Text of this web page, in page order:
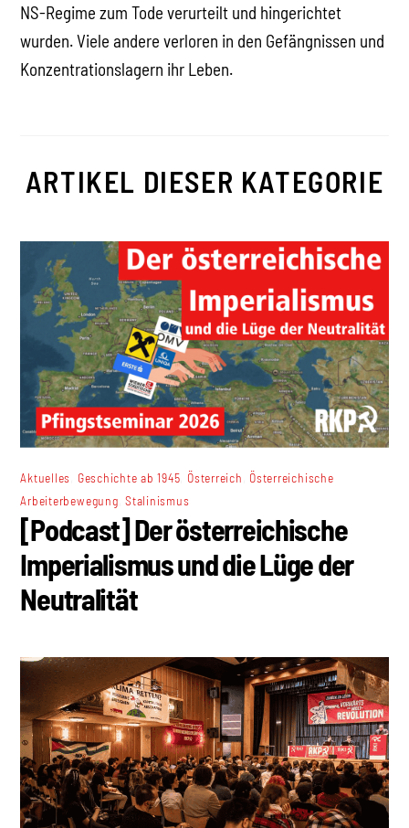
NS-Regime zum Tode verurteilt und hingerichtet
wurden. Viele andere verloren in den Gefängnissen und
Konzentrationslagern ihr Leben.
ARTIKEL DIESER KATEGORIE
Aktuelles Geschichte ab 1945 Österreich Österreichische
Arbeiterbewegung ,Stalinismus
[Podcast] Der österreichische
Imperialismus und die Lüge der
Neutralität